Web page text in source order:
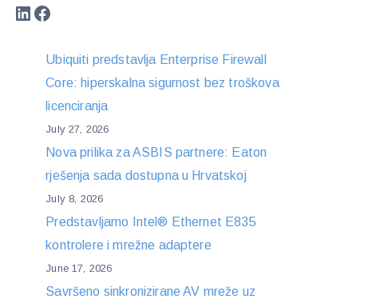
LinkedIn
Facebook
Ubiquiti predstavlja Enterprise Firewall
Core: hiperskalna sigurnost bez troškova
licenciranja
July 27, 2026
Nova prilika za ASBIS partnere: Eaton
rješenja sada dostupna u Hrvatskoj
July 8, 2026
Predstavljamo Intel® Ethernet E835
kontrolere i mrežne adaptere
June 17, 2026
Savršeno sinkronizirane AV mreže uz